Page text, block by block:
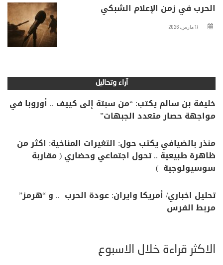
الحرب في زمن الإعلام الشبكي
17 مارس، 2026
آراء وتحاليل
خليفة بن سالم يكتب: “من سبتة إلى كييف .. أوروبا في
مواجهة حصار متعدد الجبهات”
منذر بالضيافي يكتب حول: التغيرات المناخية: اكثر من
ظاهرة طبيعية .. تحول اجتماعي وحضاري ( مقاربة
سوسيولوجية )
تحليل اخباري/ أمريكا وايران: عودة الحرب .. و “هرمز”
مربط الفرس
الأكثر قراءة خلال الأسبوع